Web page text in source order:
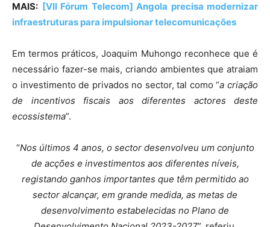
MAIS: [VII Fórum Telecom] Angola precisa modernizar
infraestruturas para impulsionar telecomunicações
Em termos práticos, Joaquim Muhongo reconhece que é
necessário fazer-se mais, criando ambientes que atraiam
o investimento de privados no sector, tal como “a criação
de incentivos fiscais aos diferentes actores deste
ecossistema”.
“Nos últimos 4 anos, o sector desenvolveu um conjunto
de acções e investimentos aos diferentes níveis,
registando ganhos importantes que têm permitido ao
sector alcançar, em grande medida, as metas de
desenvolvimento estabelecidas no Plano de